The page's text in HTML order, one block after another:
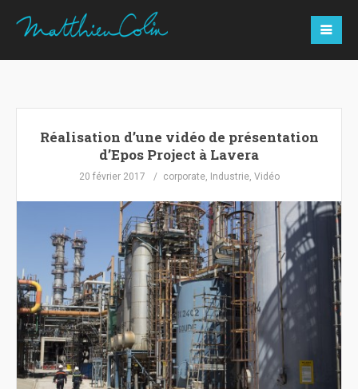
Réalisation d’une vidéo de présentation
d’Epos Project à Lavera
20 février 2017 corporate, Industrie, Vidéo